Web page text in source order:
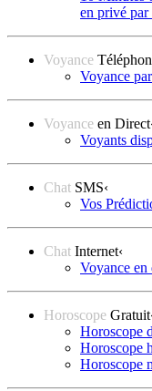
en privé par
Voyance
Voyance
Voyance en Direct
Voyants
Chat SMS‹
Vos
Chat Internet‹
Voyance en
Horoscope Gratuit
Horoscope
Horoscope
Horoscope